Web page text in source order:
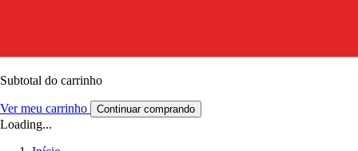
Subtotal do carrinho
Ver meu carrinho Continuar comprando
Loading...